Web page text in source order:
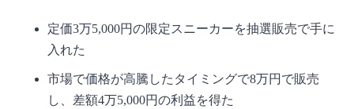
定価3万5,000円の限定スニーカーを抽選販売で手に
入れた
市場で価格が高騰したタイミングで8万円で販売
し、差額4万5,000円の利益を得た